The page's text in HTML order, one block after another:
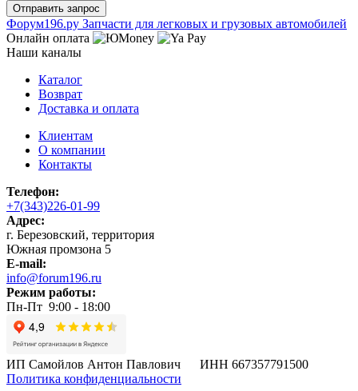
Фoрум196.ру Запчасти для легковых и грузовых автомобилей
Онлайн оплата
Наши каналы
Каталог
Возврат
Доставка и оплата
Клиентам
О компании
Контакты
Телефон:
+7(343)226-01-99
Адрес:
г. Березовский, территория
Южная промзона 5
E-mail:
info@forum196.ru
Режим работы:
Пн-Пт 9:00 - 18:00
ИП Самойлов Антон Павлович ИНН 667357791500
Политика конфиденциальности